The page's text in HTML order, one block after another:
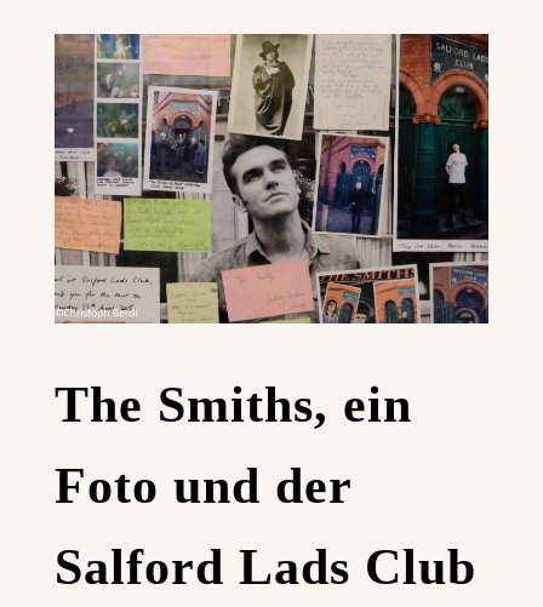
The Smiths, ein
Foto und der
Salford Lads Club